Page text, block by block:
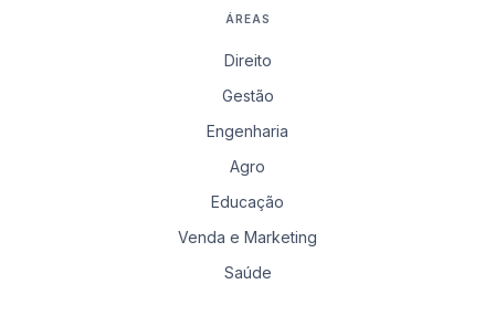
ÁREAS
Direito
Gestão
Engenharia
Agro
Educação
Venda e Marketing
Saúde